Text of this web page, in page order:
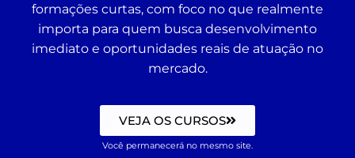
formações curtas, com foco no que realmente
importa para quem busca desenvolvimento
imediato e oportunidades reais de atuação no
mercado.
VEJA OS CURSOS
Você permanecerá no mesmo site.